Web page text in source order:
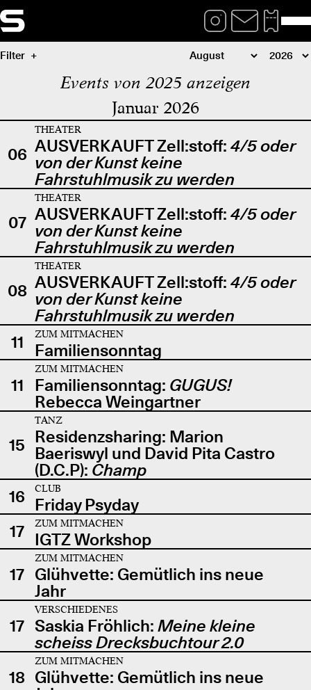
Filter
Events von 2025 anzeigen
Januar 2026
06
THEATER
AUSVERKAUFT Zell:stoff: 4/5 oder
von der Kunst keine
Fahrstuhlmusik zu werden
07
THEATER
AUSVERKAUFT Zell:stoff: 4/5 oder
von der Kunst keine
Fahrstuhlmusik zu werden
08
THEATER
AUSVERKAUFT Zell:stoff: 4/5 oder
von der Kunst keine
Fahrstuhlmusik zu werden
11
ZUM MITMACHEN
Familiensonntag
11
ZUM MITMACHEN
Familiensonntag: GUGUS!
Rebecca Weingartner
15
TANZ
Residenzsharing: Marion
Baeriswyl und David Pita Castro
(D.C.P): Champ
16
CLUB
Friday Psyday
17
ZUM MITMACHEN
IGTZ Workshop
17
ZUM MITMACHEN
Glühvette: Gemütlich ins neue
Jahr
17
VERSCHIEDENES
Saskia Fröhlich: Meine kleine
scheiss Drecksbuchtour 2.0
18
ZUM MITMACHEN
Glühvette: Gemütlich ins neue